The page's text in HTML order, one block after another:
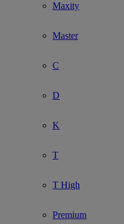
Maxity
Master
C
D
K
T
T High
Premium